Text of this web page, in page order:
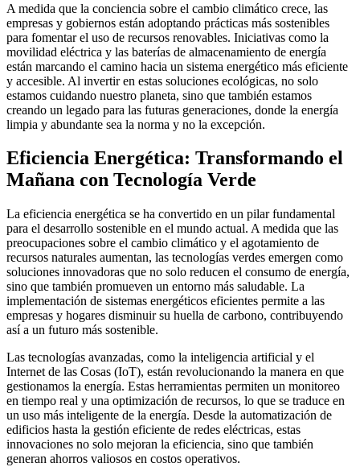
A medida que la conciencia sobre el cambio climático crece, las
empresas y gobiernos están adoptando prácticas más sostenibles
para fomentar el uso de recursos renovables. Iniciativas como la
movilidad eléctrica y las baterías de almacenamiento de energía
están marcando el camino hacia un sistema energético más eficiente
y accesible. Al invertir en estas soluciones ecológicas, no solo
estamos cuidando nuestro planeta, sino que también estamos
creando un legado para las futuras generaciones, donde la energía
limpia y abundante sea la norma y no la excepción.
Eficiencia Energética: Transformando el
Mañana con Tecnología Verde
La eficiencia energética se ha convertido en un pilar fundamental
para el desarrollo sostenible en el mundo actual. A medida que las
preocupaciones sobre el cambio climático y el agotamiento de
recursos naturales aumentan, las tecnologías verdes emergen como
soluciones innovadoras que no solo reducen el consumo de energía,
sino que también promueven un entorno más saludable. La
implementación de sistemas energéticos eficientes permite a las
empresas y hogares disminuir su huella de carbono, contribuyendo
así a un futuro más sostenible.
Las tecnologías avanzadas, como la inteligencia artificial y el
Internet de las Cosas (IoT), están revolucionando la manera en que
gestionamos la energía. Estas herramientas permiten un monitoreo
en tiempo real y una optimización de recursos, lo que se traduce en
un uso más inteligente de la energía. Desde la automatización de
edificios hasta la gestión eficiente de redes eléctricas, estas
innovaciones no solo mejoran la eficiencia, sino que también
generan ahorros valiosos en costos operativos.